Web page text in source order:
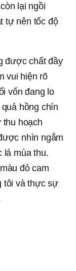
lại ngồi
tự nên tốc độ
được chất đầy
vui hiện rõ
vốn đang lo
hồng chín
thu hoạch
nhìn ngắm
lá mùa thu.
đỏ cam
tôi và thực sự